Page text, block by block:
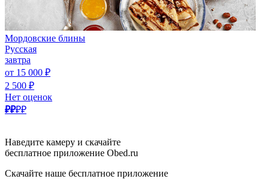
Мордовские блины
Русская
завтра
от 15 000 ₽
2 500 ₽
Нет оценок
₽₽₽₽
Наведите камеру и скачайте
бесплатное приложение Obed.ru
Скачайте наше бесплатное приложение